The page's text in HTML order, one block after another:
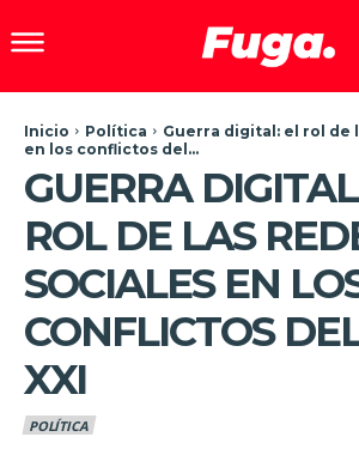
Inicio Política
Guerra digital: el rol de
en los conflictos del...
GUERRA
ROL DE LAS
SOCIALES EN
CONFLICTOS
XXI
POLÍTICA